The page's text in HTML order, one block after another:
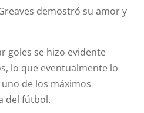
demostró su amor y
goles se hizo evidente
lo que eventualmente lo
de los máximos
del fútbol.